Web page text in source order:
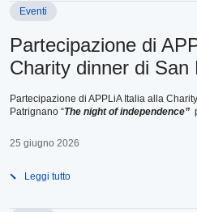
Eventi
Partecipazione di
Charity dinner di San
Partecipazione di APPLiA Italia alla
Patrignano “The night of independence”
25 giugno 2026
Leggi tutto